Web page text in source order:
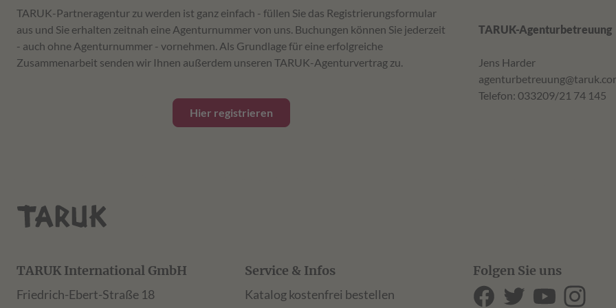
TARUK-Partneragentur zu werden ist ganz einfach - füllen Sie das Registrierungsformular
aus und Sie erhalten zeitnah eine Agenturnummer von uns. Buchungen können Sie jederzeit
- auch ohne Agenturnummer - vornehmen. Als Grundlage für eine erfolgreiche
Zusammenarbeit senden wir Ihnen außerdem unseren TARUK-Agenturvertrag zu.
Hier registrieren
TARUK-Agenturbetreuung
Jens Harder
Telefon: 033209/21 74 145
TARUK International GmbH
Friedrich-Ebert-Straße 18
Service & Infos
Katalog kostenfrei bestellen
Folgen Sie uns